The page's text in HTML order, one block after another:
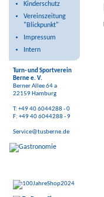
Kinderschutz
Vereinszeitung
"Blickpunkt"
Impressum
Intern
Turn- und Sportverein
Berne e. V.
Berner Allee 64 a
22159 Hamburg
T: +49 40 6044288 - 0
F: +49 40 6044288 - 9
Service@tusberne.de